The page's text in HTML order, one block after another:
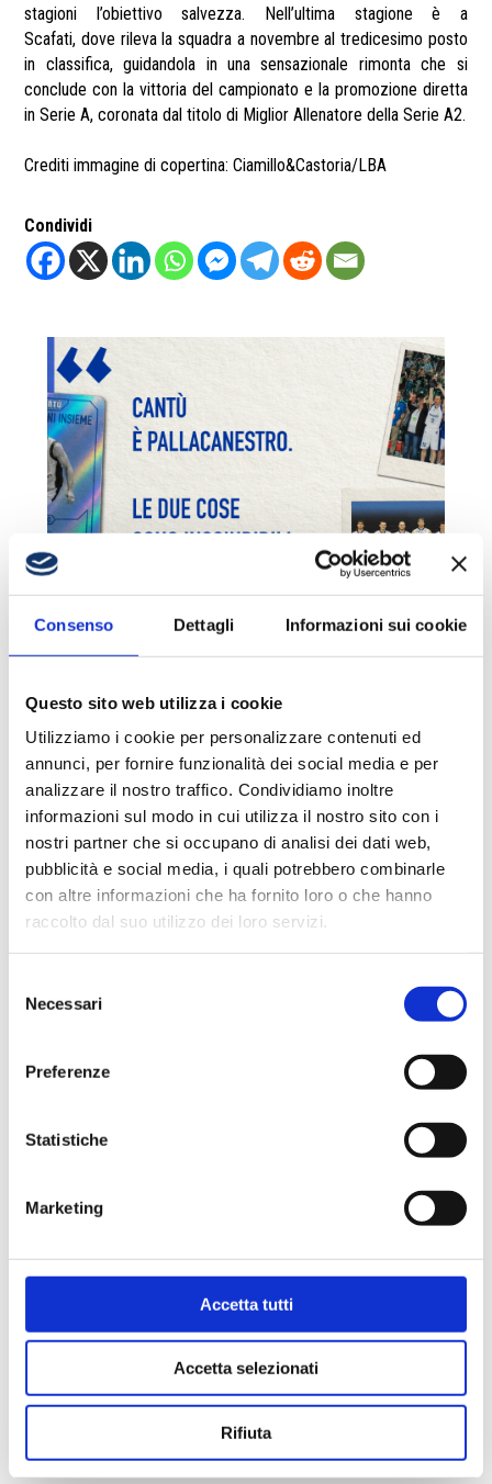
Consenso Dettagli Informazioni sui cookie
Questo sito web utilizza i cookie
Utilizziamo i cookie per personalizzare contenuti ed
annunci, per fornire funzionalità dei social media e per
analizzare il nostro traffico. Condividiamo inoltre
informazioni sul modo in cui utilizza il nostro sito con i
nostri partner che si occupano di analisi dei dati web,
pubblicità e social media, i quali potrebbero combinarle
con altre informazioni che ha fornito loro o che hanno
raccolto dal suo utilizzo dei loro servizi.
delNecessari
Preferenze
Statistiche
Marketing
Accetta tutti
Accetta selezionati
Rifiuta
stagioni l’obiettivo salvezza. Nell’ultima stagione è a
Scafati, dove rileva la squadra a novembre al tredicesimo posto
in classifica, guidandola in una sensazionale rimonta che si
conclude con la vittoria del campionato e la promozione diretta
in Serie A, coronata dal titolo di Miglior Allenatore della Serie A2.
Crediti immagine di copertina: Ciamillo&Castoria/LBA
Condividi
MAZZARINO: «CANTÙ È
PALLACANESTRO»
FIRMATO IL LETTONE GRAZULIS
29 Luglio 2026